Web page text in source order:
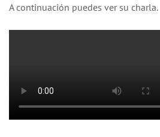
A continuación puedes ver su charla.